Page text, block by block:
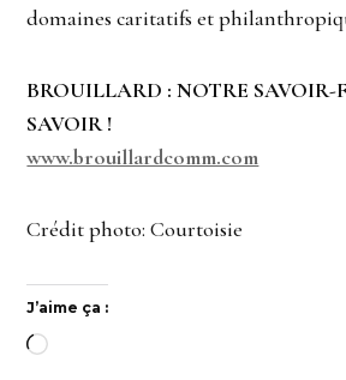
domaines caritatifs et
BROUILLARD : NOTRE SAVOIR-
SAVOIR !
www.brouillardcomm.com
Crédit photo: Courtoisie
J’aime ça :
Chargement…